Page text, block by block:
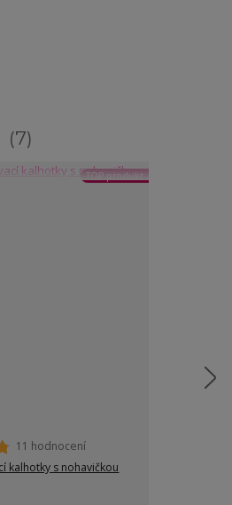
7
TOP produkt
11 hodnocení
kalhotky s nohavičkou